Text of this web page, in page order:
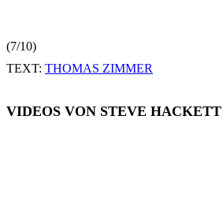
(7/10)
TEXT: THOMAS ZIMMER
VIDEOS VON STEVE HACKETT